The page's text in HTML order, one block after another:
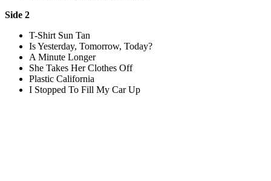
Side 2
T-Shirt Sun Tan
Is Yesterday, Tomorrow, Today?
A Minute Longer
She Takes Her Clothes Off
Plastic California
I Stopped To Fill My Car Up